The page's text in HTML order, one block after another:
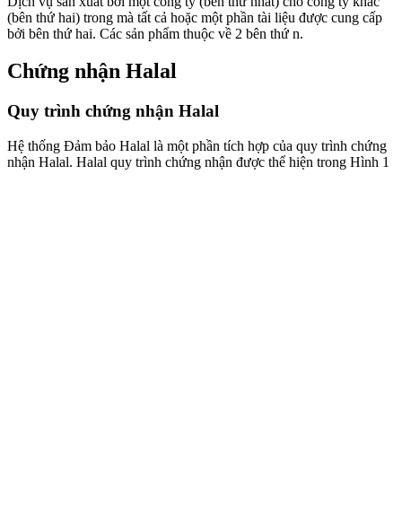
(bên thứ hai) trong mà tất cả hoặc một phần tài liệu được cung cấp
bởi bên thứ hai. Các sản phẩm thuộc về 2 bên thứ n.
Chứng nhận Halal
Quy trình chứng nhận Halal
Hệ thống Đảm bảo Halal là một phần tích hợp của quy trình chứng
nhận Halal. Halal quy trình chứng nhận được thể hiện trong Hình 1